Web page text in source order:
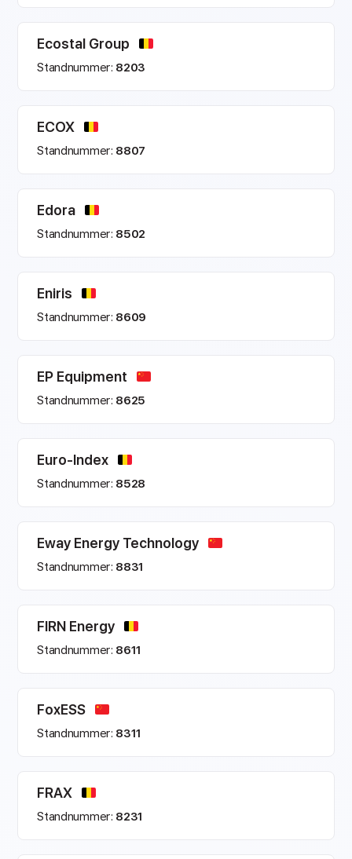
Ecostal Group
Standnummer: 8203
ECOX
Standnummer: 8807
Edora
Standnummer: 8502
Eniris
Standnummer: 8609
EP Equipment
Standnummer: 8625
Euro-Index
Standnummer: 8528
Eway Energy Technology
Standnummer: 8831
FIRN Energy
Standnummer: 8611
FoxESS
Standnummer: 8311
FRAX
Standnummer: 8231